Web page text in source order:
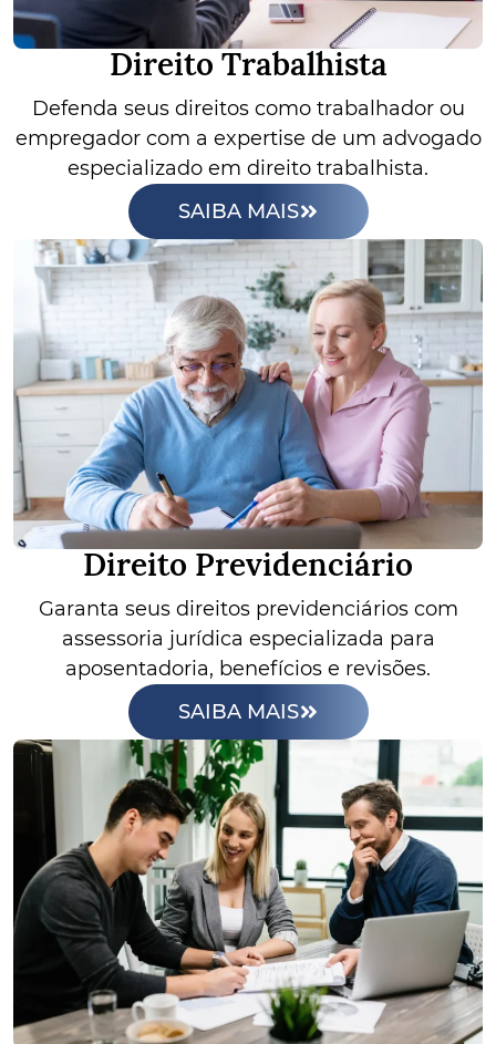
Direito Trabalhista
Defenda seus direitos como trabalhador ou
empregador com a expertise de um advogado
especializado em direito trabalhista.
SAIBA MAIS
Direito Previdenciário
Garanta seus direitos previdenciários com
assessoria jurídica especializada para
aposentadoria, benefícios e revisões.
SAIBA MAIS